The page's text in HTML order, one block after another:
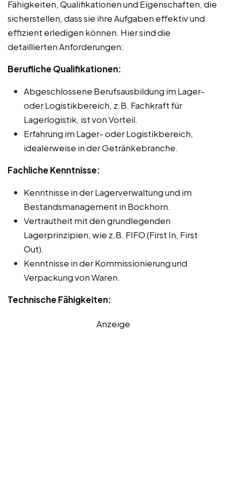
Fähigkeiten, Qualifikationen und Eigenschaften, die
sicherstellen, dass sie ihre Aufgaben effektiv und
effizient erledigen können. Hier sind die
detaillierten Anforderungen:
Berufliche Qualifikationen:
Abgeschlossene Berufsausbildung im Lager-
oder Logistikbereich, z.B. Fachkraft für
Lagerlogistik, ist von Vorteil.
Erfahrung im Lager- oder Logistikbereich,
idealerweise in der Getränkebranche.
Fachliche Kenntnisse:
Kenntnisse in der Lagerverwaltung und im
Bestandsmanagement in Bockhorn.
Vertrautheit mit den grundlegenden
Lagerprinzipien, wie z.B. FIFO (First In, First
Out).
Kenntnisse in der Kommissionierung und
Verpackung von Waren.
Technische Fähigkeiten:
Anzeige